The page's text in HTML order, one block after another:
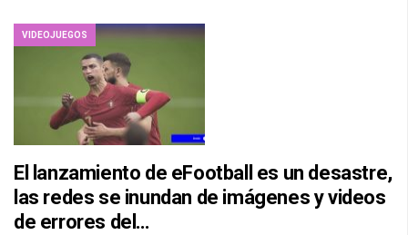
VIDEOJUEGOS
El lanzamiento de eFootball es un desastre,
las redes se inundan de imágenes y videos
de errores del…